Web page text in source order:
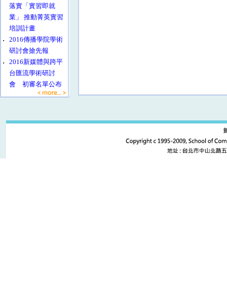
落實「實習即就
業」 推動菁英實習
培訓計畫
‧
2016傳播學院學術
研討會搶先報
‧
2016新媒體與跨平
台匯流學術研討
會 初審名單公布